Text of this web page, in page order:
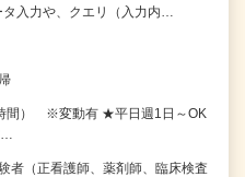
入力や、クエリ（入力内…
間） ※変動有 ★平日週1日～OK
…
者（正看護師、薬剤師、臨床検査